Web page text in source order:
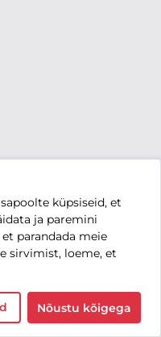
küpsiseid, et
ja paremini
parandada meie
sirvimist, loeme, et
Nõustu kõigega